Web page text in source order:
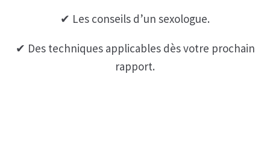
Coaching
Coaching hommes
✔ Les conseils d’un sexologue.
✔ Des techniques applicables dès votre prochain
rapport.